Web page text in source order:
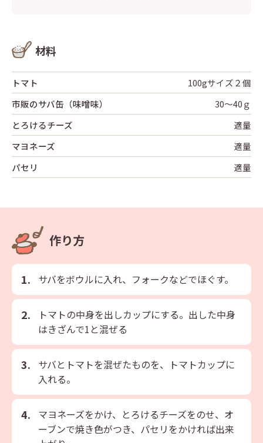
材料
トマト
100gサイズ２個
市販のサバ缶（味噌味）
30～40ｇ
とろけるチーズ
適量
マヨネーズ
適量
パセリ
適量
作り方
サバをボウルに入れ、フォークなどでほぐす。
トマトの中身を出しカップにする。出した中身
はきざんで1と混ぜる
サバとトマトを混ぜたものを、トマトカップに
入れる。
マヨネーズをかけ、とろけるチーズをのせ、オ
ーブンで焼き色がつき、パセリをかければ出来